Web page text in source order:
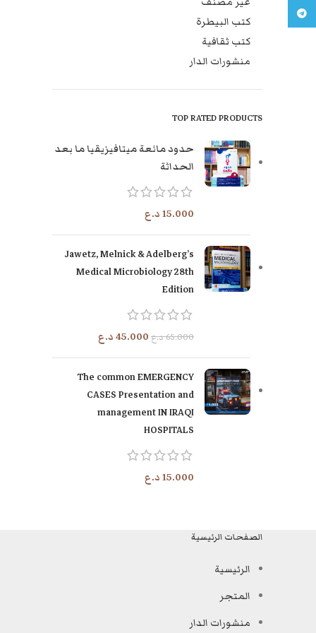
كتب البيطرة
كتب ثقافية
منشورات الدار
TOP RATED PRODUCTS
حدود مائعة ميتافيزيقيا ما بعد
الحداثة
15.000د.ع
Jawetz, Melnick & Adelberg’s
Medical Microbiology 28th
Edition
65.000د.ع 45.000د.ع
The common EMERGENCY
CASES Presentation and
management IN IRAQI
HOSPITALS
15.000د.ع
الصفحات الرئيسية
الرئيسية
المتجر
منشورات الدار